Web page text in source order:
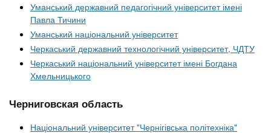
Уманський державний педагогічний університет імені
Павла Тичини
Уманський національний університет
Черкаський державний технологічний університет, ЧДТУ
Черкаський національний університет імені Богдана
Хмельницького
Черниговская область
Національний університет "Чернігівська політехніка"